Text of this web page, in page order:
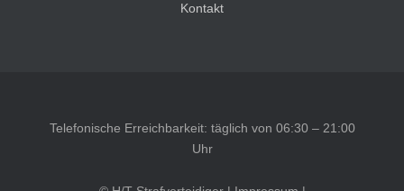
Kontakt
Telefonische Erreichbarkeit: täglich von 06:30 – 21:00
Uhr